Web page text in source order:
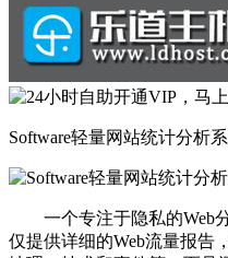
Software轻量网站统计分析
一个专注于隐私的Web分
仅提供详细的Web流量报告